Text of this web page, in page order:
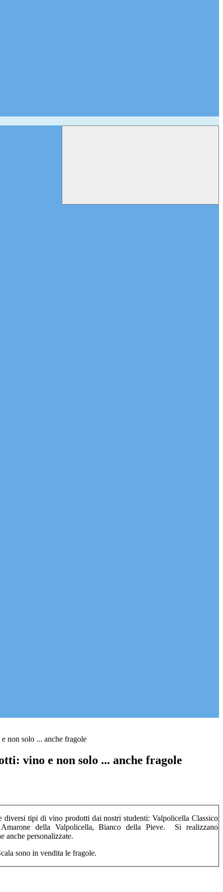
non solo ... anche fragole
vino e non solo ... anche fragole
diversi tipi di vino prodotti dai nostri studenti: Valpolicella Classico
Amarone della Valpolicella, Bianco della Pieve. Si realizzano
anche personalizzate.
sono in vendita le fragole.